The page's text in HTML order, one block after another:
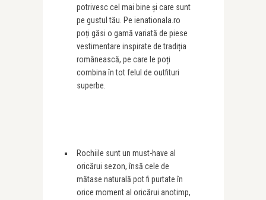
potrivesc cel mai bine și care sunt
pe gustul tău. Pe ienationala.ro
poți găsi o gamă variată de piese
vestimentare inspirate de tradiția
românească, pe care le poți
combina în tot felul de outfituri
superbe.
Rochiile sunt un must-have al
oricărui sezon, însă cele de
mătase naturală pot fi purtate în
orice moment al oricărui anotimp,